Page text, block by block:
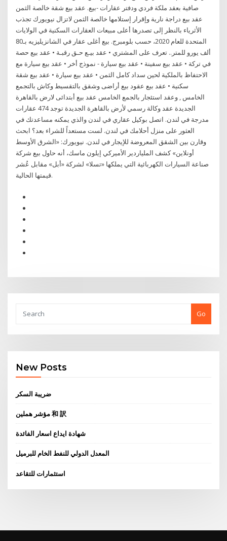
صافية بعقد ملكة فردي ودفتر عقارات -بيع. عقد بيع شقة خالصة الثمن
عقد بيع دراجة نارية وإقرار إستلامها خالصة الثمن لاتزال نيويورك تجذب
الأثرياء بالنظر إلى تصدرها أعلى مبيعات العقارات السكنية في الولايات
المتحدة للعام 2020، حسب بلومبرج. بيع أغلى عقار في الشانزيليزيه بـ80
ألف يورو للمتر.. تعرف على المشتري • عقد بيـع حـق رقبـة • عقد بيع حصة
في تركة • عقد بيع سفينة • عقد بيع سيارة - نموذج أخر • عقد بيع سيارة مع
الاحتفاظ بالملكية لحين سداد كامل الثمن • عقد بيع سيارة • عقد بيع شقة
سكنية • عقد بيع عقود بيع أراضى وشقق بالتقسيط وكاش بالتجمع
الخامس , وعقد استئجار بالجمع الخامس عقد بيع أبتدائى لارض بالقاهرة
الجديدة عقد وكالة رسمي لأرض بالقاهرة الجديدة توجد 474 عقارات
مدرجة في لندن. اتصل بوكيل عقاري في لندن والذي يمكنه مساعدتك في
العثور على منزل أحلامك في لندن. لست مستعداً للشراء بعد؟ ابحث
وقارن بين الشقق المعروضة للإيجار في لندن. نيويورك: «الشرق الأوسط
أونلاين» كشف الملياردير الأميركي إيلون ماسك، أنه حاول بيع شركة
صناعة السيارات الكهربائية التي يملكها «تسلا» لشركة «أبل» مقابل عُشر
قيمتها الحالية.
Go
New Posts
ضريبة السكر
مؤشر هملين 和 訳
شهادة ايداع اسعار الفائدة
المعدل الدولي للنفط الخام للبرميل
استثمارات للتقاعد